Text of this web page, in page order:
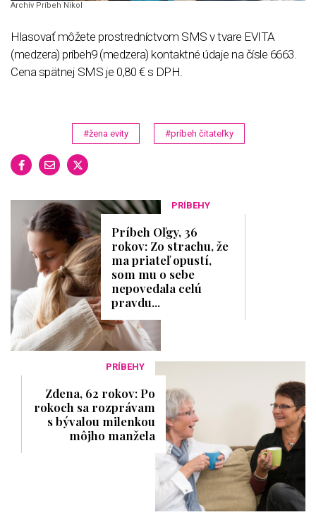
Archív Príbeh Nikol
Hlasovať môžete prostredníctvom SMS v tvare EVITA
(medzera) príbeh9 (medzera) kontaktné údaje na čísle 6663.
Cena spätnej SMS je 0,80 € s DPH.
#žena evity #príbeh čitateľky
PRÍBEHY
Príbeh Oľgy, 36
rokov: Zo strachu, že
ma priateľ opustí,
som mu o sebe
nepovedala celú
pravdu...
PRÍBEHY
Zdena, 62 rokov: Po
rokoch sa rozprávam
s bývalou milenkou
môjho manžela